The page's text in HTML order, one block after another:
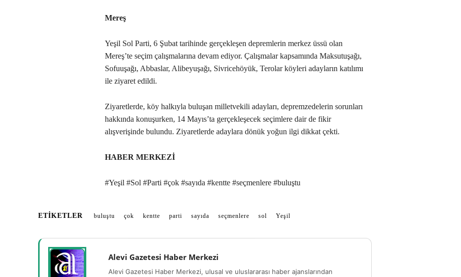
Mereş
Yeşil Sol Parti, 6 Şubat tarihinde gerçekleşen depremlerin merkez üssü olan
Mereş’te seçim çalışmalarına devam ediyor. Çalışmalar kapsamında Maksutuşağı,
Sofuuşağı, Abbaslar, Alibeyuşağı, Sivricehöyük, Terolar köyleri adayların katılımı
ile ziyaret edildi.
Ziyaretlerde, köy halkıyla buluşan milletvekili adayları, depremzedelerin sorunları
hakkında konuşurken, 14 Mayıs’ta gerçekleşecek seçimlere dair de fikir
alışverişinde bulundu. Ziyaretlerde adaylara dönük yoğun ilgi dikkat çekti.
HABER MERKEZİ
#Yeşil #Sol #Parti #çok #sayıda #kentte #seçmenlere #buluştu
ETIKETLER buluştu çok kentte parti sayıda seçmenlere sol Yeşil
Alevi Gazetesi Haber Merkezi
Alevi Gazetesi Haber Merkezi, ulusal ve uluslararası haber ajanslarından